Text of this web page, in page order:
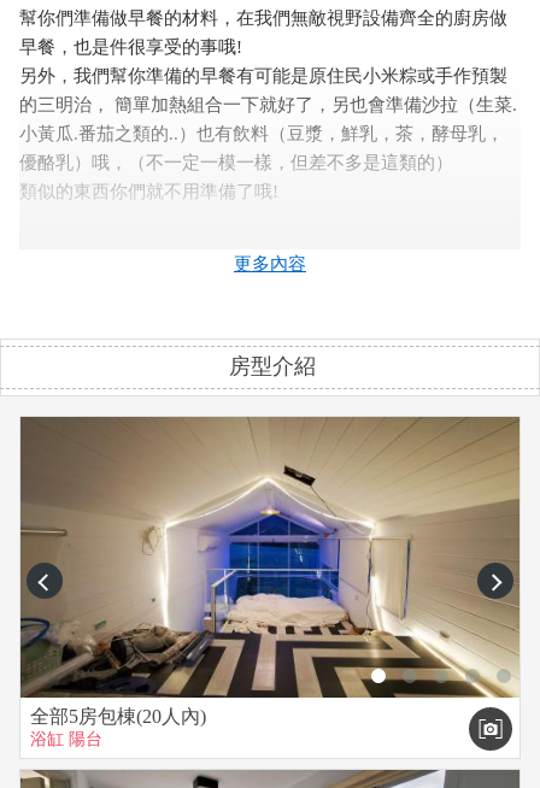
幫你們準備做早餐的材料，在我們無敵視野設備齊全的廚房做
早餐，也是件很享受的事哦!
另外，我們幫你準備的早餐有可能是原住民小米粽或手作預製
的三明治， 簡單加熱組合一下就好了，另也會準備沙拉（生菜.
小黃瓜.番茄之類的..）也有飲料（豆漿，鮮乳，茶，酵母乳，
優酪乳）哦，（不一定一模一樣，但差不多是這類的）
類似的東西你們就不用準備了哦!
我們有活動的烤肉架，另也有遮雨棚，下雨天也可以烤肉， 烤
太會升火的還要自行準備噴火槍。
也有配合的烤肉食材廠商，如果需要再問我， 廠商會把食材送
過來，有問題歡迎再問我。
ps.我們也是寵物友善的民宿，衹要您 遵守規定，我們不會加收
ps.早餐供應與詳細房型配置，請您與民宿連繫或+LINE詢問，
謝謝!
歡迎加入ＦＢ粉絲專頁預約訂房↓↓
Https://www.facebook.com/share/1BB97zv32c/
更多內容
房型介紹
prev next
全部5房包棟(20人內)
浴缸 陽台